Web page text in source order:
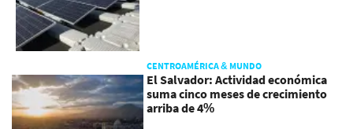
CENTROAMÉRICA & MUNDO
El Salvador: Actividad económica
suma cinco meses de crecimiento
arriba de 4%